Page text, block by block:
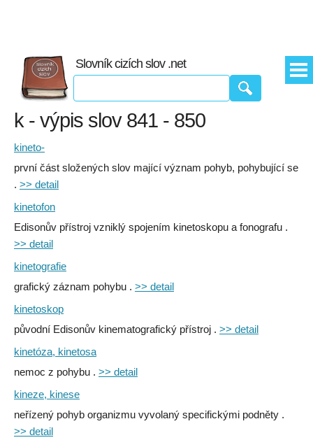
Slovník cizích slov .net
k - výpis slov 841 - 850
kineto-
první část složených slov mající význam pohyb, pohybující se
. >> detail
kinetofon
Edisonův přístroj vzniklý spojením kinetoskopu a fonografu .
>> detail
kinetografie
grafický záznam pohybu . >> detail
kinetoskop
původní Edisonův kinematografický přístroj . >> detail
kinetóza, kinetosa
nemoc z pohybu . >> detail
kineze, kinese
neřízený pohyb organizmu vyvolaný specifickými podněty .
>> detail